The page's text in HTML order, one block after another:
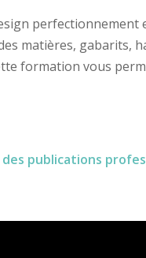
perfectionnement
matières,
formation vous
publications